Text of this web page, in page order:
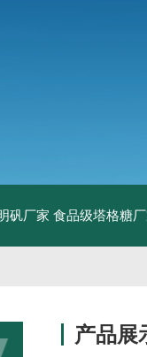
矾厂家 食品级塔格糖
产品展